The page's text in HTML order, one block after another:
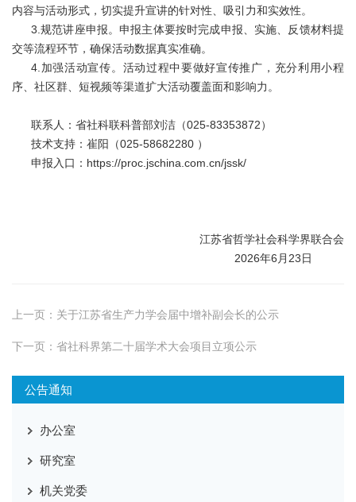
内容与活动形式，切实提升宣讲的针对性、吸引力和实效性。
3.规范讲座申报。申报主体要按时完成申报、实施、反馈材料提
交等流程环节，确保活动数据真实准确。
4.加强活动宣传。活动过程中要做好宣传推广，充分利用小程
序、社区群、短视频等渠道扩大活动覆盖面和影响力。
联系人：省社科联科普部刘洁（025-83353872）
技术支持：崔阳（025-58682280 ）
申报入口：https://proc.jschina.com.cn/jssk/
江苏省哲学社会科学界联合会
2026年6月23日
上一页： 关于江苏省生产力学会届中增补副会长的公示
下一页： 省社科界第二十届学术大会项目立项公示
公告通知
办公室
研究室
机关党委